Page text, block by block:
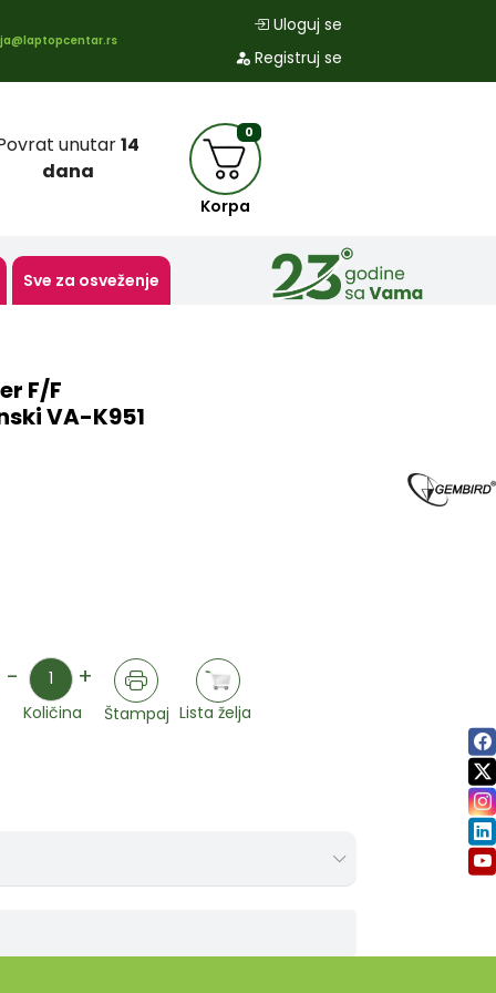
Uloguj se
Registruj se
unutar14
dana
0
Korpa
Sve za osveženje
F/F
VA-K951
- Količina +
Količina Štampaj Lista želja